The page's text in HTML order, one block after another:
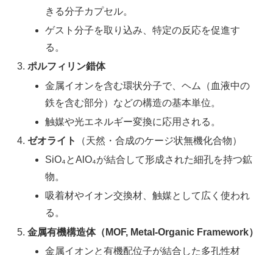
きる分子カプセル。
ゲスト分子を取り込み、特定の反応を促進す
る。
ポルフィリン錯体
金属イオンを含む環状分子で、ヘム（血液中の
鉄を含む部分）などの構造の基本単位。
触媒や光エネルギー変換に応用される。
ゼオライト
（天然・合成のケージ状無機化合物）
SiO₄とAlO₄が結合して形成された細孔を持つ鉱
物。
吸着材やイオン交換材、触媒として広く使われ
る。
金属有機構造体（MOF, Metal-Organic Framework）
金属イオンと有機配位子が結合した多孔性材